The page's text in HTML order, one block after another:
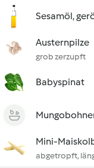
Sesamöl,
Austernpilze
grob zerzupft
Babyspinat
Mini-
abgetropft,